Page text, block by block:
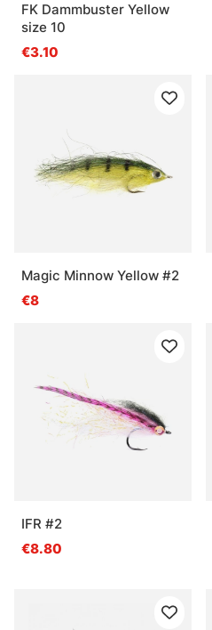
FK Dammbuster Yellow
size 10
€3.10
Magic Minnow Yellow #2
€8
IFR #2
€8.80